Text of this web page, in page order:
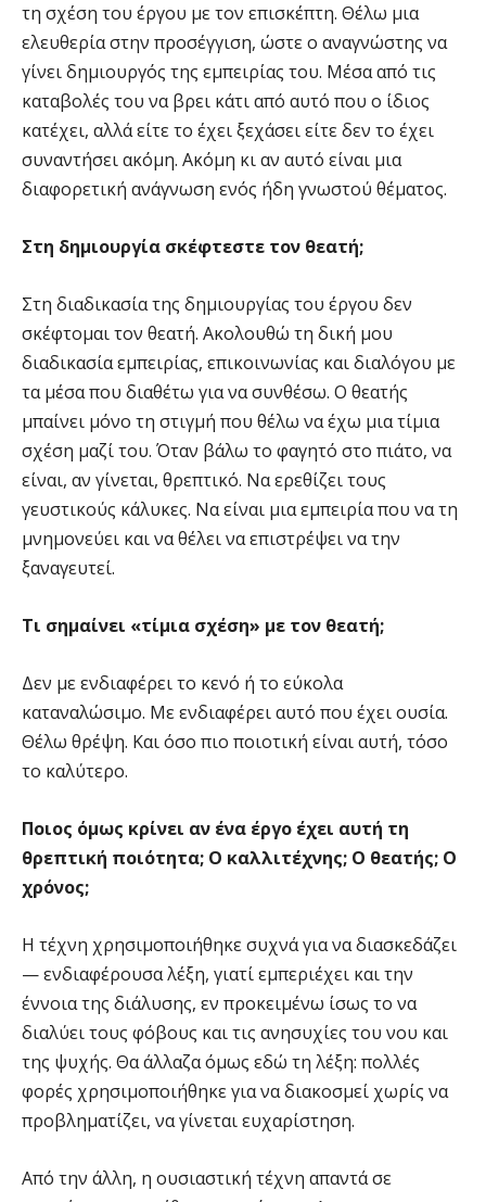
τη σχέση του έργου με τον επισκέπτη. Θέλω μια
ελευθερία στην προσέγγιση, ώστε ο αναγνώστης να
γίνει δημιουργός της εμπειρίας του. Μέσα από τις
καταβολές του να βρει κάτι από αυτό που ο ίδιος
κατέχει, αλλά είτε το έχει ξεχάσει είτε δεν το έχει
συναντήσει ακόμη. Ακόμη κι αν αυτό είναι μια
διαφορετική ανάγνωση ενός ήδη γνωστού θέματος.
Στη δημιουργία σκέφτεστε τον θεατή;
Στη διαδικασία της δημιουργίας του έργου δεν
σκέφτομαι τον θεατή. Ακολουθώ τη δική μου
διαδικασία εμπειρίας, επικοινωνίας και διαλόγου με
τα μέσα που διαθέτω για να συνθέσω. Ο θεατής
μπαίνει μόνο τη στιγμή που θέλω να έχω μια τίμια
σχέση μαζί του. Όταν βάλω το φαγητό στο πιάτο, να
είναι, αν γίνεται, θρεπτικό. Να ερεθίζει τους
γευστικούς κάλυκες. Να είναι μια εμπειρία που να τη
μνημονεύει και να θέλει να επιστρέψει να την
ξαναγευτεί.
Τι σημαίνει «τίμια σχέση» με τον θεατή;
Δεν με ενδιαφέρει το κενό ή το εύκολα
καταναλώσιμο. Με ενδιαφέρει αυτό που έχει ουσία.
Θέλω θρέψη. Και όσο πιο ποιοτική είναι αυτή, τόσο
το καλύτερο.
Ποιος όμως κρίνει αν ένα έργο έχει αυτή τη
θρεπτική ποιότητα; Ο καλλιτέχνης; Ο θεατής; Ο
χρόνος;
Η τέχνη χρησιμοποιήθηκε συχνά για να διασκεδάζει
— ενδιαφέρουσα λέξη, γιατί εμπεριέχει και την
έννοια της διάλυσης, εν προκειμένω ίσως το να
διαλύει τους φόβους και τις ανησυχίες του νου και
της ψυχής. Θα άλλαζα όμως εδώ τη λέξη: πολλές
φορές χρησιμοποιήθηκε για να διακοσμεί χωρίς να
προβληματίζει, να γίνεται ευχαρίστηση.
Από την άλλη, η ουσιαστική τέχνη απαντά σε